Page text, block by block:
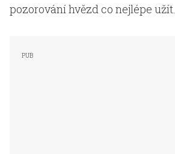
pozorování hvězd co nejlépe užít.